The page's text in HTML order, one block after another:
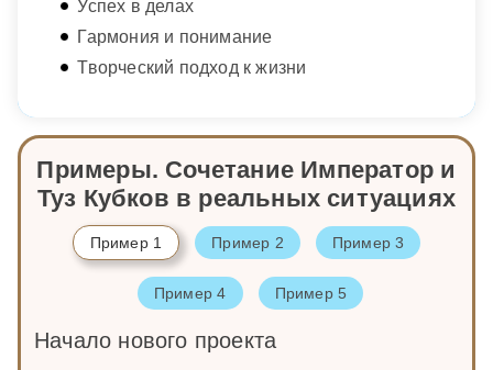
Успех в делах
Гармония и понимание
Творческий подход к жизни
Примеры. Сочетание Император и
Туз Кубков в реальных ситуациях
Пример 1 Пример 2 Пример 3
Пример 4 Пример 5
Начало нового проекта